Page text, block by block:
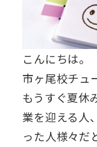
こんにちは。
市ヶ尾校チュ
もうすぐ夏休
業を迎える人
った人様々だ